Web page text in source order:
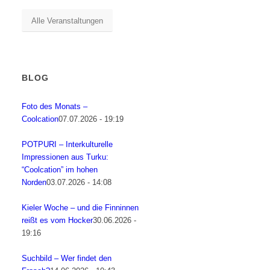
Alle Veranstaltungen
BLOG
Foto des Monats –
Coolcation07.07.2026 - 19:19
POTPURI – Interkulturelle
Impressionen aus Turku:
“Coolcation” im hohen
Norden03.07.2026 - 14:08
Kieler Woche – und die Finninnen
reißt es vom Hocker30.06.2026 -
19:16
Suchbild – Wer findet den